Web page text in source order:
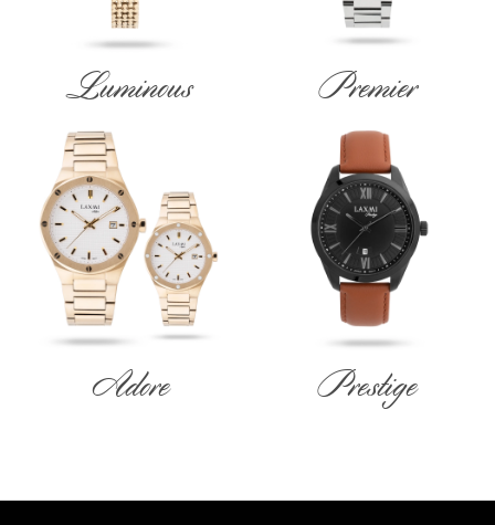
Premier
Luminous
Prestige
Adore